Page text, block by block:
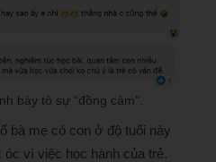
bày tỏ sự “đồng cảm”.
bà mẹ có con ở độ tuổi này
óc vì việc học hành của trẻ.